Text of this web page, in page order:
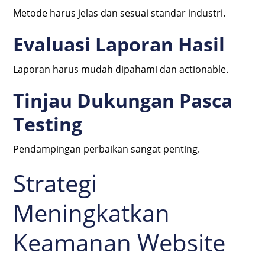
Metode harus jelas dan sesuai standar industri.
Evaluasi Laporan Hasil
Laporan harus mudah dipahami dan actionable.
Tinjau Dukungan Pasca
Testing
Pendampingan perbaikan sangat penting.
Strategi
Meningkatkan
Keamanan Website